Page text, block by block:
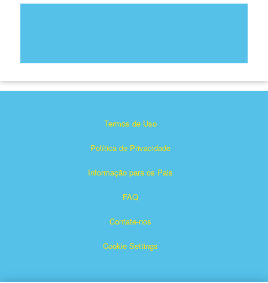
Termos de Uso
Política de Privacidade
Informação para os Pais
FAQ
Contate-nos
Cookie Settings